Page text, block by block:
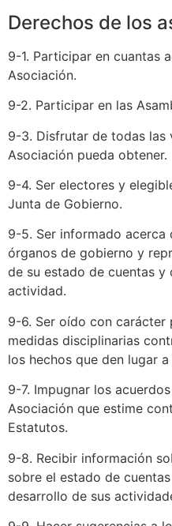
Derechos de los
9-1. Participar en cuantas
Asociación.
9-2. Participar en las
9-3. Disfrutar de todas las
Asociación pueda obtener.
9-4. Ser electores y
Junta de Gobierno.
9-5. Ser informado
órganos de gobierno y
de su estado de cuentas y
actividad.
9-6. Ser oído con
medidas disciplinarias
los hechos que den lugar
9-7. Impugnar los
Asociación que estime
Estatutos.
9-8. Recibir información
sobre el estado de
desarrollo de sus